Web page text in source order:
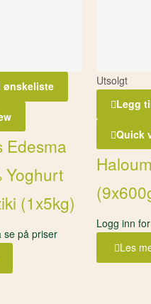
ønskeliste
Edesma
Yoghurt
(1x5kg)
se på priser
Utsolgt
Legg
Quick
Logg inn
Les